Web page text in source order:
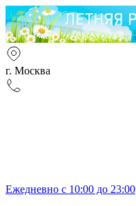
г. Москва
Ежедневно с 10:00 до 23:00